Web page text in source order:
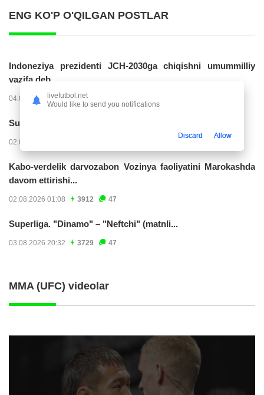
ENG KO'P O'QILGAN POSTLAR
Indoneziya prezidenti JCH-2030ga chiqishni umummilliy
vazifa deb...
04.08.2026 02:11 14232
Superliga. “Buxoro” - “Lokomotiv”...
02.08.2026 03:08
Kabo-verdelik darvozabon Vozinya faoliyatini Marokashda
davom ettirishi...
02.08.2026 01:08 3912 47
Superliga. "Dinamo" – "Neftchi" (matnli...
03.08.2026 20:32 3729 47
MMA (UFC) videolar
livefutbol.net
Would like to send you notifications
Discard Allow